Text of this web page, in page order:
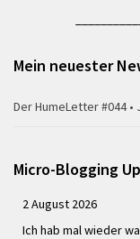
Mein neuester
Der HumeLetter #044 •
Micro-Blogging
2 August 2026
Ich hab mal wieder